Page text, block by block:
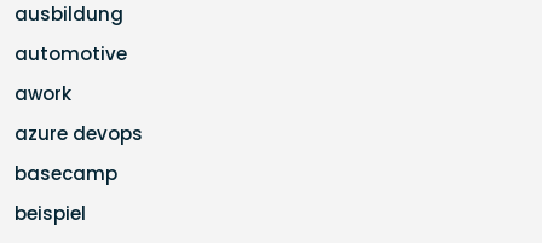
ausbildung
automotive
awork
azure devops
basecamp
beispiel